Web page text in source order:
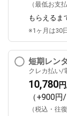
（最低お支
もらえるま
※1ヶ月は30
短期レン
クレカ払い/
10,780
（+900円/
（税込・往